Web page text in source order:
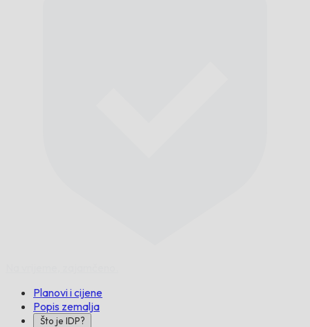
Planovi i cijene
Popis zemalja
Što je IDP?